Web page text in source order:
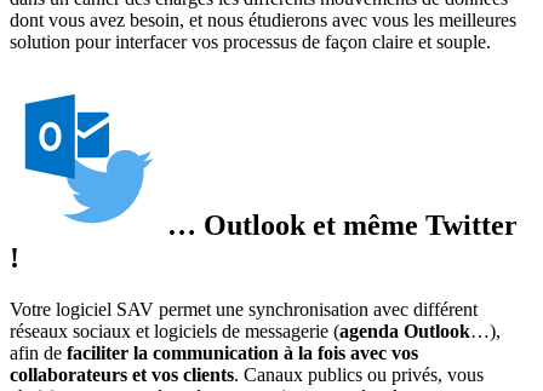
dont vous avez besoin, et nous étudierons avec vous les meilleures
solution pour interfacer vos processus de façon claire et souple.
… Outlook et même Twitter
!
Votre logiciel SAV permet une synchronisation avec différent
réseaux sociaux et logiciels de messagerie (agenda Outlook…),
afin de faciliter la communication à la fois avec vos
collaborateurs et vos clients. Canaux publics ou privés, vous